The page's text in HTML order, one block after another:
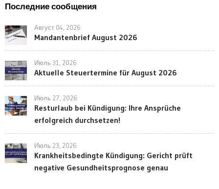
Последние сообщения
Август 04, 2026
Mandantenbrief August 2026
Июль 31, 2026
Aktuelle Steuertermine für August 2026
Июль 27, 2026
Resturlaub bei Kündigung: Ihre Ansprüche
erfolgreich durchsetzen!
Июль 23, 2026
Krankheitsbedingte Kündigung: Gericht prüft
negative Gesundheitsprognose genau